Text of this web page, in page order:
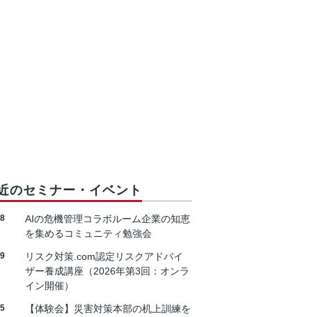
のセミナー・イベント
AIの危機管理コラボルーム企業の知恵
を集めるコミュニティ勉強会
リスク対策.com認定リスクアドバイ
ザー養成講座（2026年第3回：オンラ
イン開催）
【体験会】災害対策本部の机上訓練を